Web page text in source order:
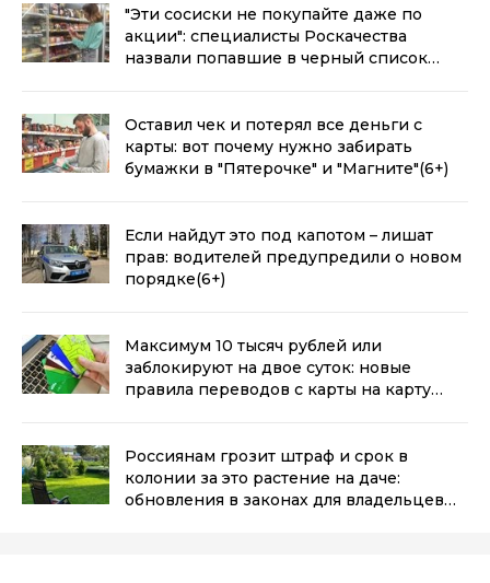
"Эти сосиски не покупайте даже по
акции": специалисты Роскачества
назвали попавшие в черный список
Оставил чек и потерял все деньги с
карты: вот почему нужно забирать
бумажки в "Пятерочке" и "Магните"(6+)
Если найдут это под капотом – лишат
прав: водителей предупредили о новом
порядке(6+)
Максимум 10 тысяч рублей или
заблокируют на двое суток: новые
правила переводов с карты на карту
Россиянам грозит штраф и срок в
колонии за это растение на даче:
обновления в законах для владельцев